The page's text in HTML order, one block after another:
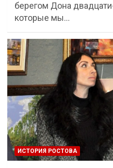
берегом Дона
которые мы…
ИСТОРИЯ РОСТОВА